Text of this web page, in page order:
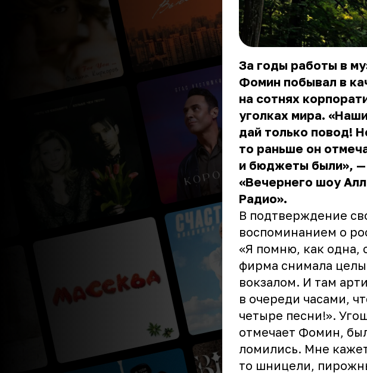
За годы работы в
Фомин побывал в
на сотнях
уголках мира.
дай только повод!
то раньше он
и бюджеты были», —
«Вечернего шоу
Радио».
В подтверждение
воспоминанием о
«Я помню, как одна,
фирма снимала
вокзалом. И там
в очереди часами,
четыре песни!».
отмечает Фомин,
ломились. Мне
то шницели,